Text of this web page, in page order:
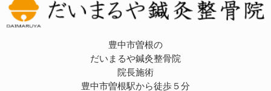
豊中市曽根の
だいまるや鍼灸整骨院
院長施術
豊中市曽根駅から徒歩５分